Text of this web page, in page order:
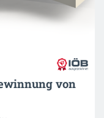
von